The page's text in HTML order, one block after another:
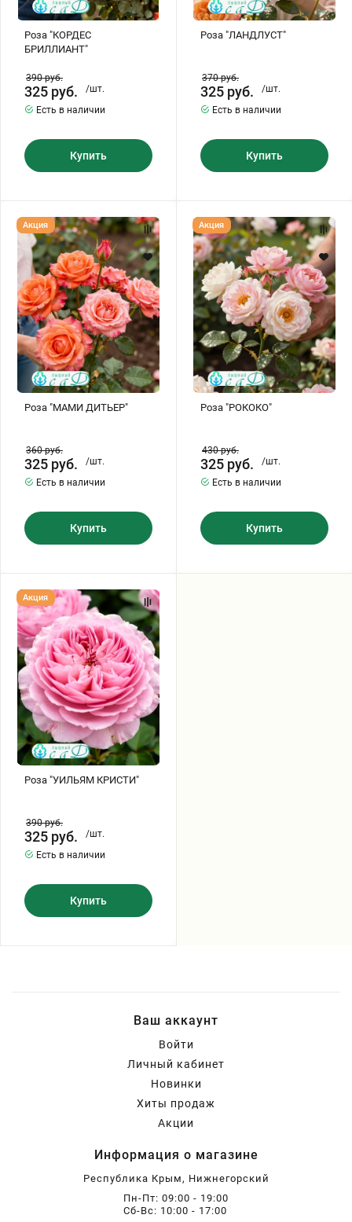
Роза "КОРДЕС
БРИЛЛИАНТ"
390руб.
325 руб.
/шт.
Есть в наличии
Купить
Роза "ЛАНДЛУСТ"
370руб.
325 руб.
/шт.
Есть в наличии
Купить
Роза
"МАМИ
ДИТЬЕР"
Роза "МАМИ ДИТЬЕР"
Акция
360руб.
325 руб.
/шт.
Есть в наличии
Купить
Роза
"РОКОКО"
Роза "РОКОКО"
Акция
430руб.
325 руб.
/шт.
Есть в наличии
Купить
Роза
"УИЛЬЯМ
КРИСТИ"
Роза "УИЛЬЯМ КРИСТИ"
Акция
390руб.
325 руб.
/шт.
Есть в наличии
Купить
Ваш аккаунт
Войти
Личный кабинет
Новинки
Хиты продаж
Акции
Информация о магазине
Республика Крым, Нижнегорский
Пн-Пт: 09:00 - 19:00
Сб-Вс: 10:00 - 17:00